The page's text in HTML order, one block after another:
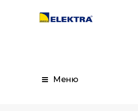
Меню